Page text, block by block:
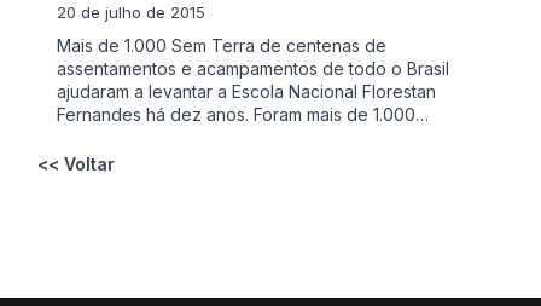
20 de julho de 2015
Mais de 1.000 Sem Terra de centenas de
assentamentos e acampamentos de todo o Brasil
ajudaram a levantar a Escola Nacional Florestan
Fernandes há dez anos. Foram mais de 1.000…
<< Voltar